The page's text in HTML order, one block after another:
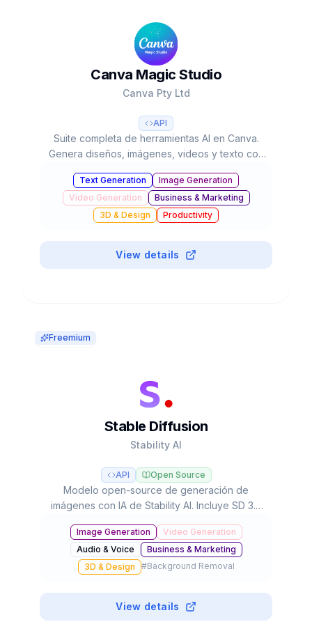
Canva Magic Studio
Canva Pty Ltd
API
Suite completa de herramientas AI en Canva.
Genera diseños, imágenes, videos y texto con
en $42B.
Text Generation
Image Generation
Video Generation
Business & Marketing
3D & Design
Productivity
View details
Freemium
Stable Diffusion
Stability AI
API Open Source
Modelo open-source de generación de
imágenes con IA de Stability AI. Incluye SD 3.5
hardware de consumo, con más de 10,000
modelos fine-tuned y licencia gratuita para uso
comercial.
Image Generation
Video Generation
Audio & Voice
Business & Marketing
3D & Design
#Background Removal
View details